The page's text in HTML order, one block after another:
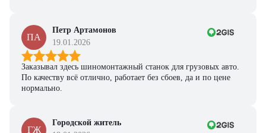
ПА
Петр Артамонов
19.01.2026
Заказывал здесь шиномонтажный станок для грузовых авто.
По качеству всё отлично, работает без сбоев, да и по цене
нормально.
ГЖ
Городской житель